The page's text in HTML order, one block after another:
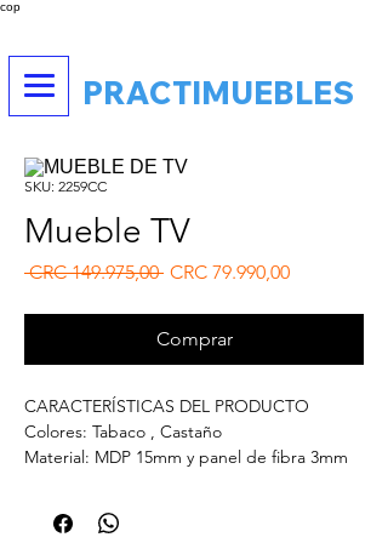
cop
PRACTIMUEBLES
SKU: 2259CC
Mueble TV
CRC 149.975,00 Preço normal
CRC 79.990,00Preço
Comprar
CARACTERÍSTICAS DEL PRODUCTO
Colores: Tabaco , Castaño
Material: MDP 15mm y panel de fibra 3mm
Acabado: Lámina de de acabado (FF)
Puertas: 1 puerta